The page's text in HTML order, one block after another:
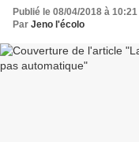
Publié le 08/04/2018 à 10:21
Par Jeno l'écolo